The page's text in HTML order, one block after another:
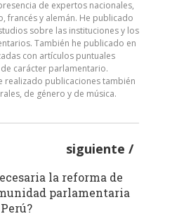
de expertos nacionales,
francés y alemán. He publicado
sobre las instituciones y los
También he publicado en
con artículos puntuales
carácter parlamentario.
realizado publicaciones también
de género y de música.
siguiente
la reforma de
parlamentaria